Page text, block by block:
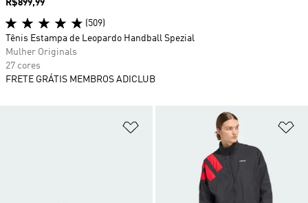
Adicionar à Lista de Desejos
Preço
R$899,99
(509)
Tênis Estampa de Leopardo Handball Spezial
Mulher Originals
27 cores
FRETE GRÁTIS MEMBROS ADICLUB